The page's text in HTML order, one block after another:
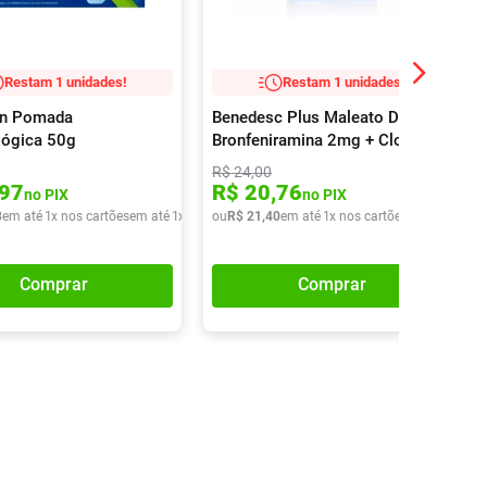
Restam 1 unidades!
Pomada
50g
no PIX
em até 1x nos cartõesem até 1x de R$ 50,48
Comprar
Restam 1 unidades!
Benedesc Plus Maleato De
Bronfeniramina 2mg + Cloridrato
De Fenilefrina 5mg Xarope
120ml
R$24,00
R$ 20,76no PIX
ou R$ 21 ,40em até 1x nos cartões
Comprar